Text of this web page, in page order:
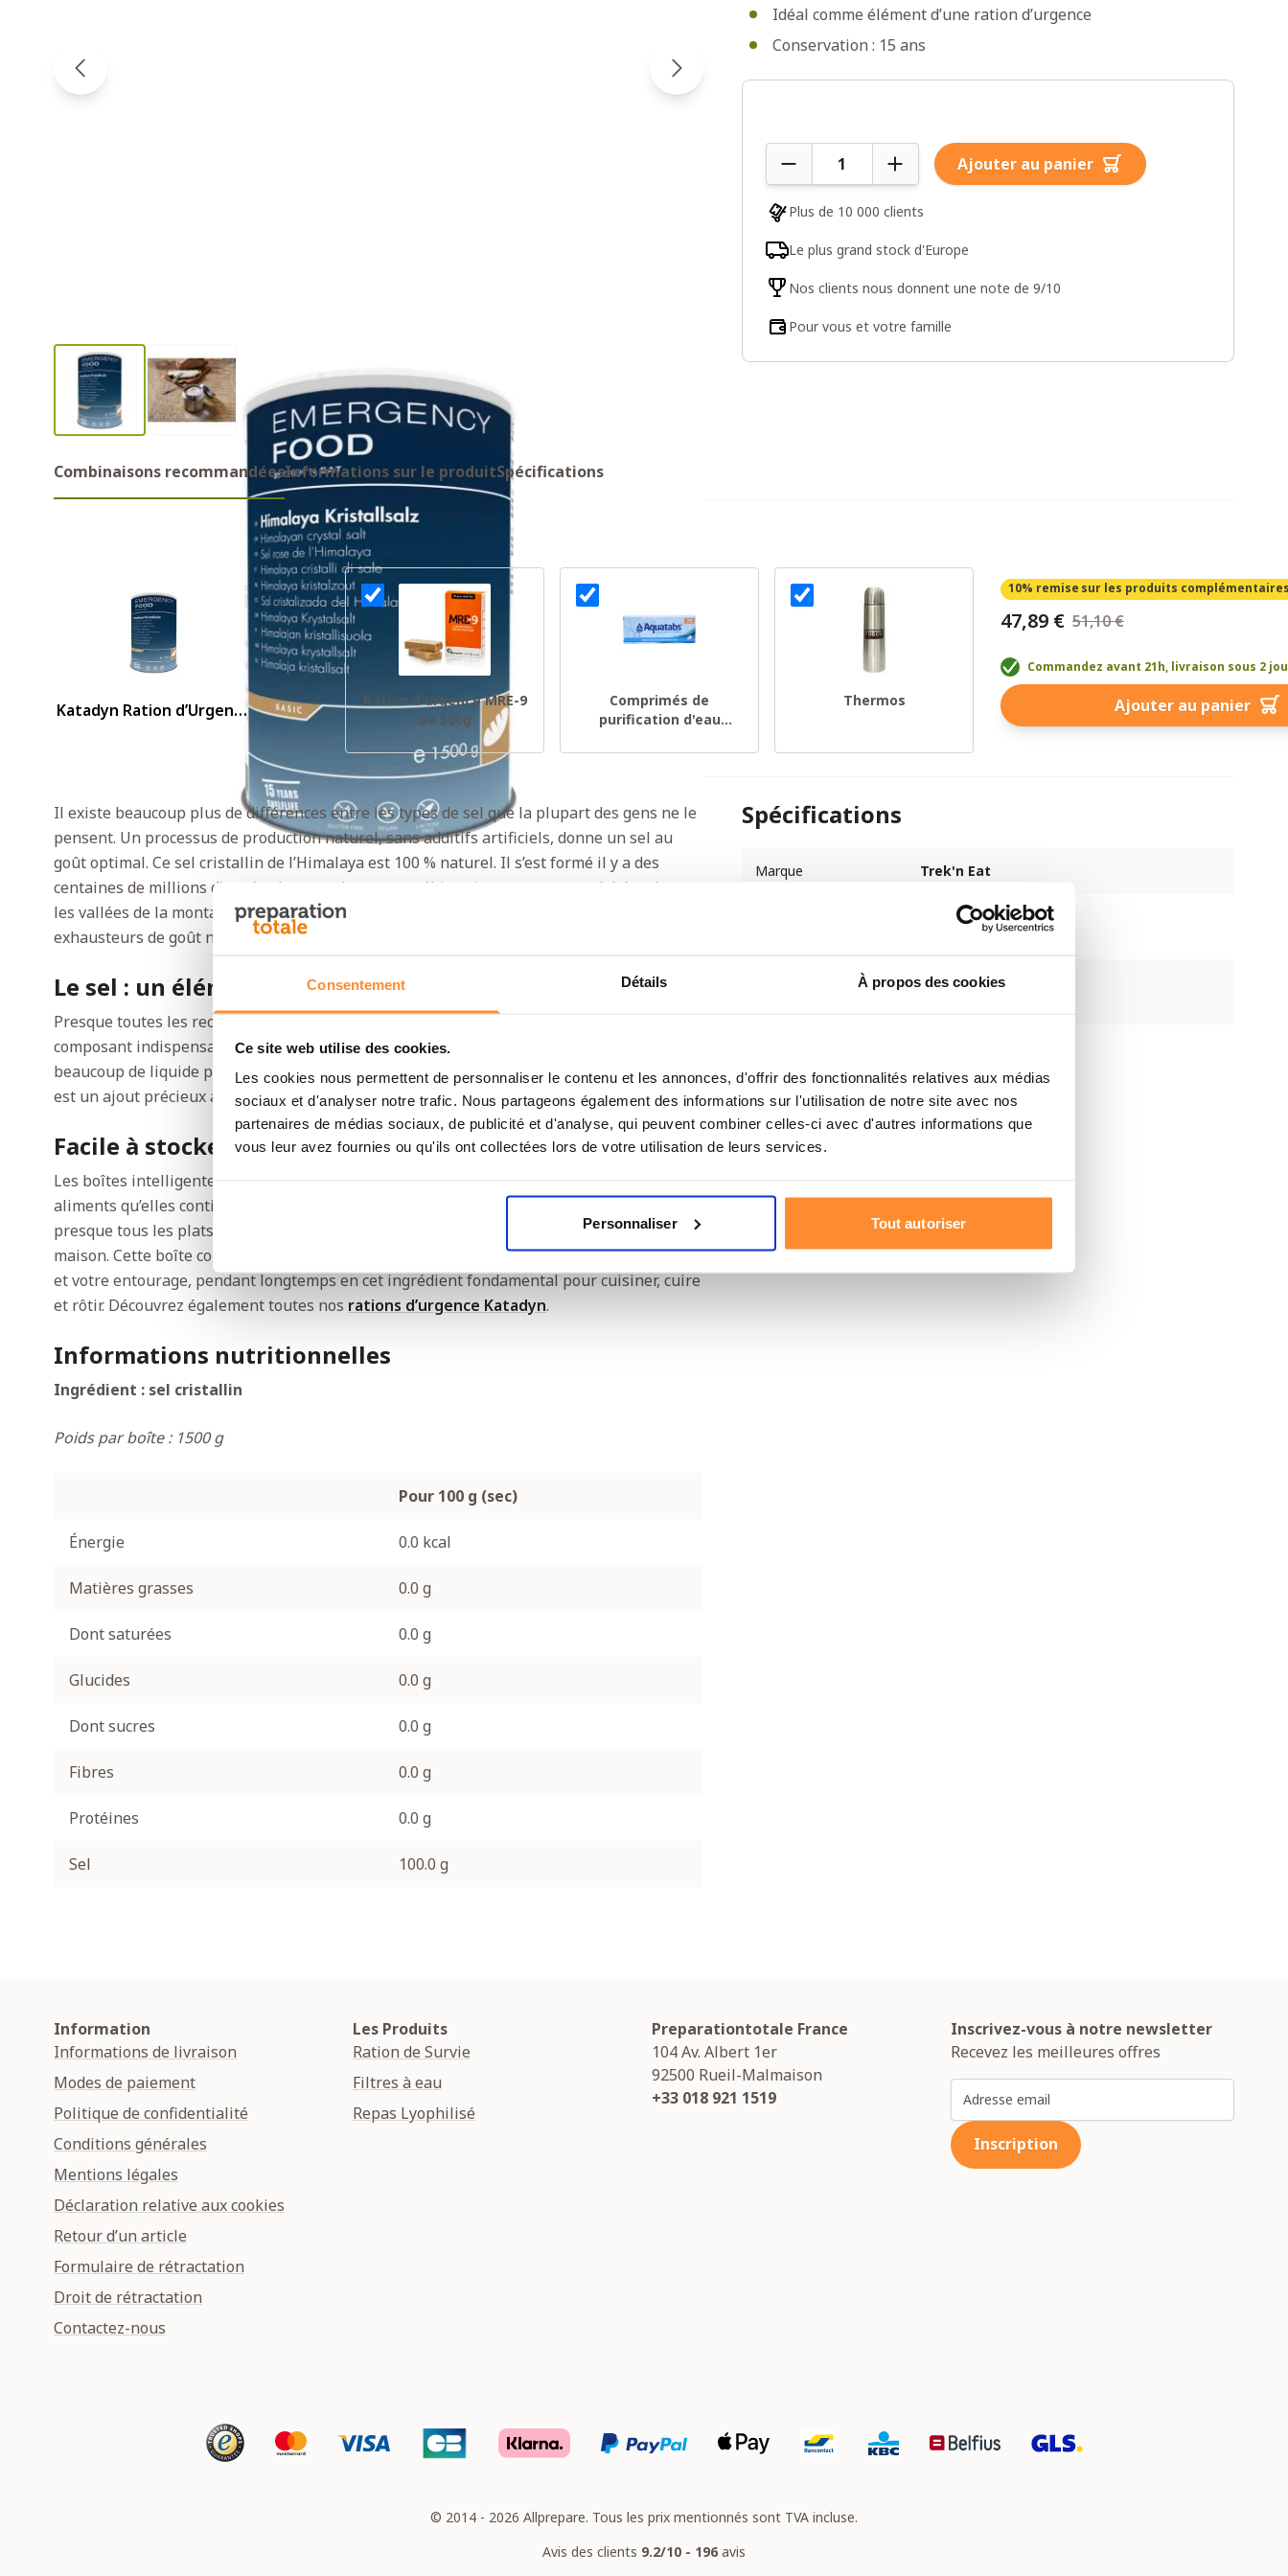
Consentement Détails À propos des cookies
Ce site web utilise des cookies.
Les cookies nous permettent de personnaliser le contenu et les annonces, d'offrir des fonctionnalités relatives aux médias
sociaux et d'analyser notre trafic. Nous partageons également des informations sur l'utilisation de notre site avec nos
partenaires de médias sociaux, de publicité et d'analyse, qui peuvent combiner celles-ci avec d'autres informations que
vous leur avez fournies ou qu'ils ont collectées lors de votre utilisation de leurs services.
Personnaliser Tout autoriser
Idéal comme élément d’une ration d’urgence
Conservation : 15 ans
Ajouter au panier
Plus de 10 000 clients
Le plus grand stock d'Europe
Nos clients nous donnent une note de 9/10
Pour vous et votre famille
Combinaisons recommandéesInformations sur le produitSpécifications
Combinaisons recommandes
Katadyn Ration d’Urgence
Ration d'urgence MRE-9
de 500g
Comprimés de
purification d'eau
Thermos
10% remise sur les produits
47,89 € 51,10 €
Commandez avant 21h, livraison sous 2
Ajouter au panier
Il existe beaucoup plus de différences entre les types de sel que la plupart des gens ne le
pensent. Un processus de production naturel, sans additifs artificiels, donne un sel au
goût optimal. Ce sel cristallin de l’Himalaya est 100 % naturel. Il s’est formé il y a des
centaines de millions d’années lorsque des mers préhistoriques se sont asséchées dans
les vallées de la montagne. Le résultat est un sel au goût parfait, sans ajout de
exhausteurs de goût ni autres compléments.
Le sel : un élément essentiel d’une réserve alimentaire
Presque toutes les recettes nécessitent du sel pour relever les plats. De plus, le sel est un
composant indispensable d’une alimentation complète, surtout si vous avez perdu
beaucoup de liquide par un effort physique. Il y a donc deux raisons pour lesquelles le sel
est un ajout précieux à votre réserve alimentaire.
Facile à stocker et longue conservation
Les boîtes intelligentes de Katadyn peuvent être empilées dans votre réserve. De plus, les
aliments qu’elles contiennent sont protégés des nuisibles. Le sel est présent dans
presque tous les plats, il est donc toujours pratique d’avoir un grand conditionnement à la
maison. Cette boîte contient 1,5 kilogramme de sel, vous permettant de vous fournir, vous
et votre entourage, pendant longtemps en cet ingrédient fondamental pour cuisiner, cuire
et rôtir. Découvrez également toutes nos rations d’urgence Katadyn.
Informations nutritionnelles
Ingrédient : sel cristallin
Poids par boîte : 1500 g
Pour 100 g (sec)
Énergie 0.0 kcal
Matières grasses 0.0 g
Dont saturées 0.0 g
Glucides 0.0 g
Dont sucres 0.0 g
Fibres 0.0 g
Protéines 0.0 g
Sel 100.0 g
Spécifications
Marque Trek'n Eat
15 ans
Sans allergènes
Information
Informations de livraison
Modes de paiement
Politique de confidentialité
Conditions générales
Mentions légales
Déclaration relative aux cookies
Retour d’un article
Formulaire de rétractation
Droit de rétractation
Contactez-nous
Les Produits
Ration de Survie
Filtres à eau
Repas Lyophilisé
Preparationtotale France
104 Av. Albert 1er
92500 Rueil-Malmaison
+33 018 921 1519
Inscrivez-vous à notre newsletter
Recevez les meilleures offres
Adresse email
Inscription
© 2014 - 2026 Allprepare. Tous les prix mentionnés sont TVA incluse.
Avis des clients 9.2/10 - 196 avis